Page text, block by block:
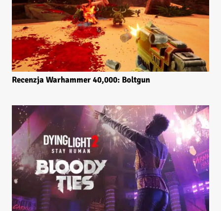
Recenzja Warhammer 40,000: Boltgun